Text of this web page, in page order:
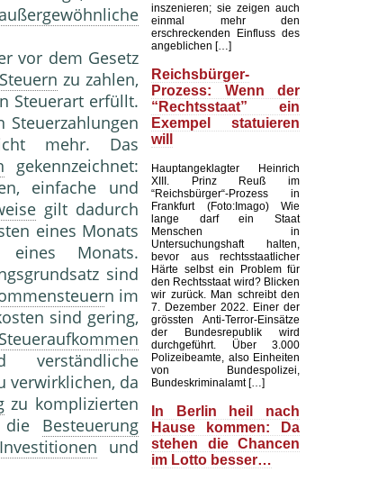
außergewöhnliche
vor dem Gesetz
Steuern zu zahlen,
Steuerart erfüllt.
mehr. Das
gekennzeichnet:
einfache und
gilt dadurch
eines Monats
Monats.
sind
n im
sind gering,
Steueraufkommen
verwirklichen, da
zu komplizierten
die Besteuerung
Investitionen und
inszenieren; sie zeigen auch
einmal mehr den
erschreckenden Einfluss des
angeblichen […]
Reichsbürger-
Prozess: Wenn der
“Rechtsstaat” ein
Exempel statuieren
will
Hauptangeklagter Heinrich
XIII. Prinz Reuß im
“Reichsbürger“-Prozess in
Frankfurt (Foto:Imago) Wie
lange darf ein Staat
Menschen in
Untersuchungshaft halten,
bevor aus rechtsstaatlicher
Härte selbst ein Problem für
den Rechtsstaat wird? Blicken
wir zurück. Man schreibt den
7. Dezember 2022. Einer der
grössten Anti-Terror-Einsätze
der Bundesrepublik wird
durchgeführt. Über 3.000
Polizeibeamte, also Einheiten
von Bundespolizei,
Bundeskriminalamt […]
In Berlin heil nach
Hause kommen: Da
stehen die Chancen
im Lotto besser…